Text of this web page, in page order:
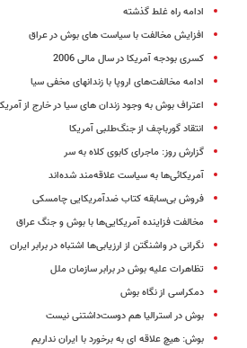
ادامه راه غلط گذشته
افزایش مخالفت با سیاست های بوش در عراق
کسری‌ بودجه‌ آمریکا در سال‌ مالی‌ 2006
ادامه مخالفت‌های اروپا با زندانهای مخفی سیا
اعتراف بوش به وجود زندان های سیا در خارج از
انتقاد گورباچف از جنگ‌طلبی آمریکا
گزارش روز: ماجرای کابوی کلاه به سر
آمریکائی‌ها به سیاست علاقه‌مند شده‌اند
فروش بی‌سابقه کتاب ضدآمریکایی چامسکی
مخالفت فزاینده آمریکایی‌ها با بوش و جنگ عراق
نگرانی در واشنگتن از ارزیابی‌ها اشتباه در برابر ایران
تظاهرات علیه بوش در برابر سازمان ملل
دمکراسی از نگاه بوش
بوش در استرالیا هم دوست‌داشتنی نیست
بوش: هیچ علاقه ای به برخورد با ایران نداریم